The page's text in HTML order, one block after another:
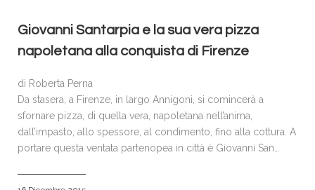
Giovanni Santarpia e la sua vera pizza
napoletana alla conquista di Firenze
di Roberta Perna
Da stasera, a Firenze, in largo Annigoni, si comincerà a
sfornare pizza, di quella vera, napoletana nell’anima,
dall’impasto, allo spessore, al condimento, fino alla cottura. A
portare questa ventata partenopea in città è Giovanni San…